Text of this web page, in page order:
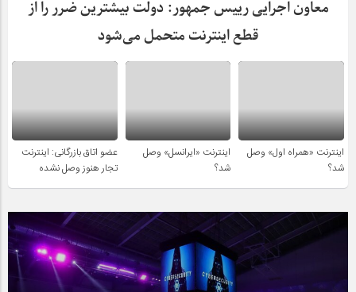
معاون اجرایی رییس جمهور: دولت بیشترین ضرر را از
قطع اینترنت متحمل می‌شود
اینترنت «همراه اول» وصل
شد؟
اینترنت «ایرانسل» وصل
شد؟
عضو اتاق بازرگانی: اینترنت
تجار هنوز وصل نشده